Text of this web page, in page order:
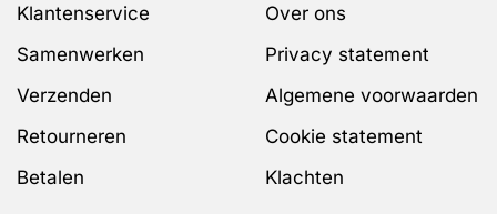
Klantenservice
Samenwerken
Verzenden
Retourneren
Betalen
Over ons
Privacy statement
Algemene voorwaarden
Cookie statement
Klachten